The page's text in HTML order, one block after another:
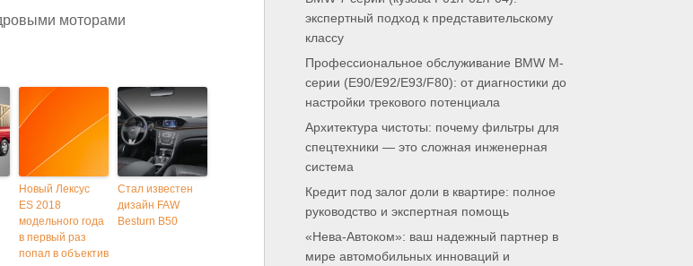
Новый Лексус
ES 2018
модельного года
в первый раз
попал в объектив
Стал известен
дизайн FAW
Besturn B50
экспертный подход к представительскому
классу
Профессиональное обслуживание BMW M-
серии (E90/E92/E93/F80): от диагностики до
настройки трекового потенциала
Архитектура чистоты: почему фильтры для
спецтехники — это сложная инженерная
система
Кредит под залог доли в квартире: полное
руководство и экспертная помощь
«Нева-Автоком»: ваш надежный партнер в
мире автомобильных инноваций и